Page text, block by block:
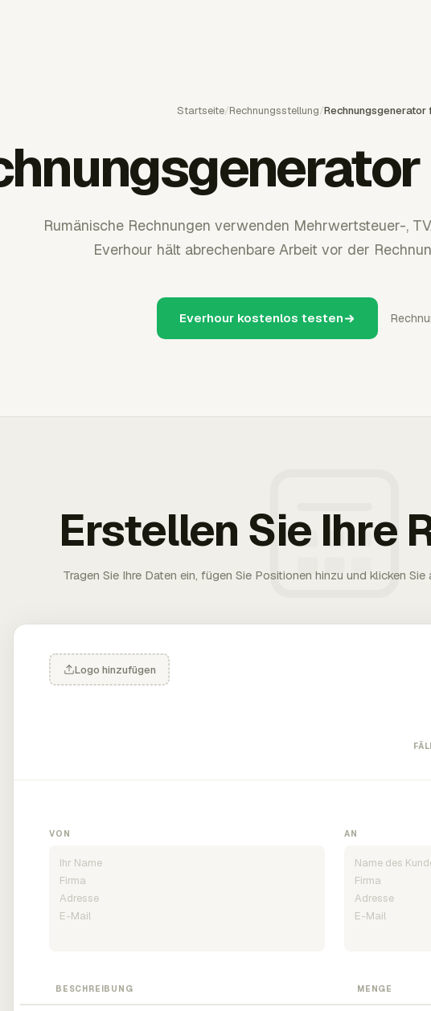
Startseite/Rechnungsstellung/Rechnungsgenerator
Rumänische Rechnungen verwenden Mehrwertsteuer-,
Everhour hält abrechenbare Arbeit vor der
Everhour kostenlos testen
Erstellen Sie Ihre
Tragen Sie Ihre Daten ein, fügen Sie Positionen hinzu und klicken
Logo hinzufügen
VON AN
BESCHREIBUNG MENGE